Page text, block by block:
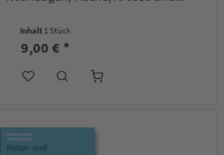
Inhalt 1 Stück
9,00 € *